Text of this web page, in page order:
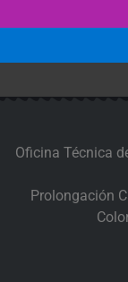
Oficina Técnica
Prolongación